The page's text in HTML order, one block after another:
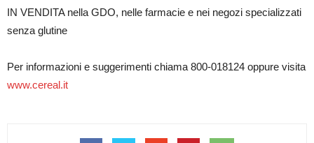
IN VENDITA nella GDO, nelle farmacie e nei negozi specializzati
senza glutine
Per informazioni e suggerimenti chiama 800-018124 oppure visita
www.cereal.it